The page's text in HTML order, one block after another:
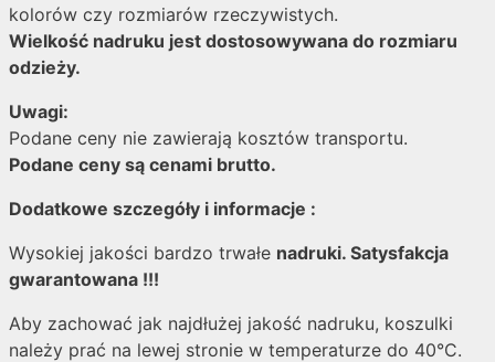
kolorów czy rozmiarów rzeczywistych.
Wielkość nadruku jest dostosowywana do rozmiaru
odzieży.
Uwagi:
Podane ceny nie zawierają kosztów transportu.
Podane ceny są cenami brutto.
Dodatkowe szczegóły i informacje :
Wysokiej jakości bardzo trwałe nadruki. Satysfakcja
gwarantowana !!!
Aby zachować jak najdłużej jakość nadruku, koszulki
należy prać na lewej stronie w temperaturze do 40°C.